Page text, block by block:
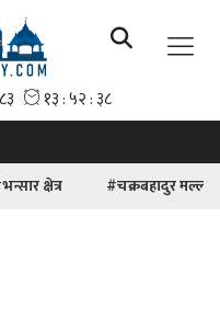
क्षेत्र #चक्रबहादुर मल्ल